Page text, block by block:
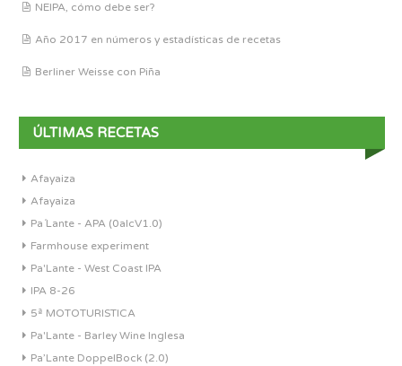
NEIPA, cómo debe ser?
Año 2017 en números y estadísticas de recetas
Berliner Weisse con Piña
ÚLTIMAS RECETAS
Afayaiza
Afayaiza
Pa´Lante - APA (0alcV1.0)
Farmhouse experiment
Pa'Lante - West Coast IPA
IPA 8-26
5ª MOTOTURISTICA
Pa'Lante - Barley Wine Inglesa
Pa’Lante DoppelBock (2.0)